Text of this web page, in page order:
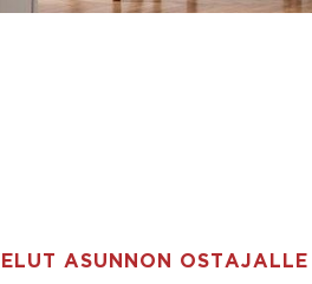
ASUNNON OSTAJALLE